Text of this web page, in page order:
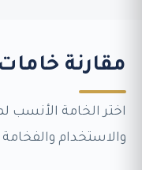
مقارنة
اختر الخامة الأنسب
والاستخدام